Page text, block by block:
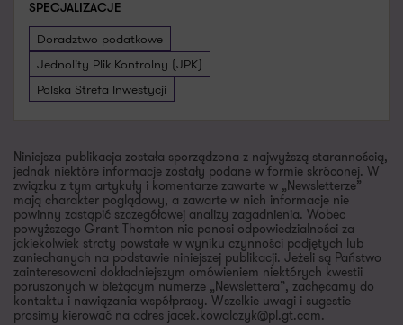
SPECJALIZACJE
Doradztwo podatkowe
Jednolity Plik Kontrolny (JPK)
Polska Strefa Inwestycji
Niniejsza publikacja została sporządzona z najwyższą starannością,
jednak niektóre informacje zostały podane w formie skróconej. W
związku z tym artykuły i komentarze zawarte w „Newsletterze”
mają charakter poglądowy, a zawarte w nich informacje nie
powinny zastąpić szczegółowej analizy zagadnienia. Wobec
powyższego Grant Thornton nie ponosi odpowiedzialności za
jakiekolwiek straty powstałe w wyniku czynności podjętych lub
zaniechanych na podstawie niniejszej publikacji. Jeżeli są Państwo
zainteresowani dokładniejszym omówieniem niektórych kwestii
poruszonych w bieżącym numerze „Newslettera”, zachęcamy do
kontaktu i nawiązania współpracy. Wszelkie uwagi i sugestie
prosimy kierować na adres jacek.kowalczyk@pl.gt.com.